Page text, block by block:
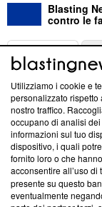
Blasting
contro le
ABOUT
Questa sezione
News, sui nostri
creare news di
‘Trust Project -
ancora membro
parte; Trust
conformità agli
Utilizziamo i cookie e
personalizzato
nostro traffico.
occupano di analisi
informazioni sul tuo
dispositivo, i quali
fornito loro o che
acconsentire all’uso
presente su questo
eventualmente